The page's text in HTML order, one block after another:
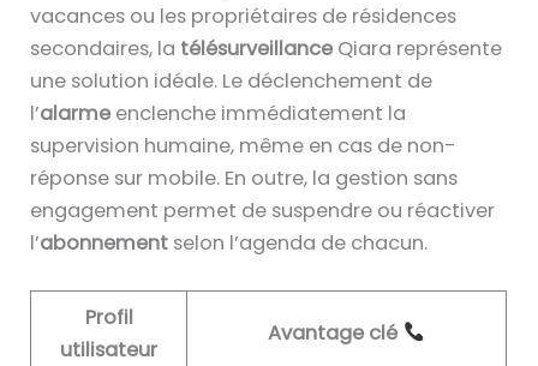
vacances ou les propriétaires de résidences
secondaires, la télésurveillance Qiara représente
une solution idéale. Le déclenchement de
l’alarme enclenche immédiatement la
supervision humaine, même en cas de non-
réponse sur mobile. En outre, la gestion sans
engagement permet de suspendre ou réactiver
l’abonnement selon l’agenda de chacun.
Profil
utilisateur
Avantage clé